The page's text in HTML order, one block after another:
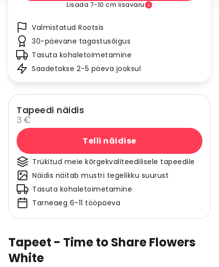
Tapeet - Time to Share Flowers
White
Lisada 7-10 cm lisavaru
Valmistatud Rootsis
30-päevane tagastusõigus
Tasuta kohaletoimetamine
Saadetakse 2-5 päeva jooksul
Tapeedi näidis
3 €
Telli näidise
Trükitud meie kõrgekvaliteedilisele tapeedile
Näidis näitab mustri tegelikku suurust
Tasuta kohaletoimetamine
Tarneaeg 6-11 tööpäeva